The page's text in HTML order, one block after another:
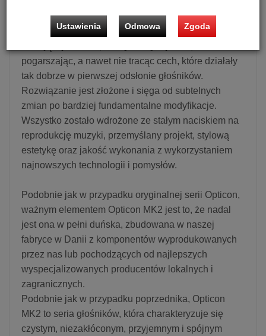
o wysokich parametrach, jak Opticon, wymagała
starannego wyważenia pomiędzy poprawą
pogarszając, a nawet nie tracąc cech, które działały
tak dobrze w pierwszej odsłonie głośników.
Rozwiązanie jest złożone i sięga od subtelnych
zmian po bardziej fundamentalne modyfikacje.
Wszystko zostało wdrożone ze stałym naciskiem na
reprodukcję muzyki, przemyślany projekt, stylową
estetykę oraz jakość wykonania z wykorzystaniem
najnowszych technologii i pomysłów.
Podobnie jak w przypadku oryginalnej serii Opticon,
ważnym elementem Opticon MK2 jest to, że nadal
jest ona w pełni duńska, zbudowana w naszej
fabryce w Danii z komponentów wyprodukowanych
przez nas lub pochodzących od najlepszych
wyspecjalizowanych producentów lokalnych i
zagranicznych.
Podobnie jak w przypadku poprzednika, Opticon
MK2 to seria głośników, która charakteryzuje się
czystym, niezakłóconym, przyjemnym i spójnym
Ustawienia Odmowa Zgoda